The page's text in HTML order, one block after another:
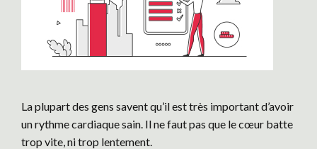
La plupart des gens savent qu’il est très important d’avoir
un rythme cardiaque sain. Il ne faut pas que le cœur batte
trop vite, ni trop lentement.